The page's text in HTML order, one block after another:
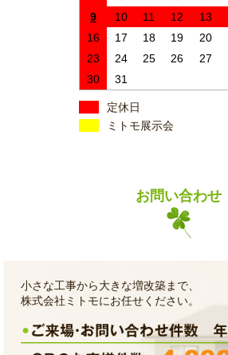
9
10 11 12 13
16
17 18 19 20
23
24 25 26 27
30
31
定休日
ミトモ展示会
お問い合わせ
小さな工事から大きな増改築まで、
株式会社ミトモにお任せください。